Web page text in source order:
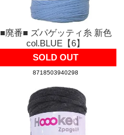
■廃番■ ズパゲッティ糸 新色
col.BLUE【6】
SOLD OUT
8718503940298